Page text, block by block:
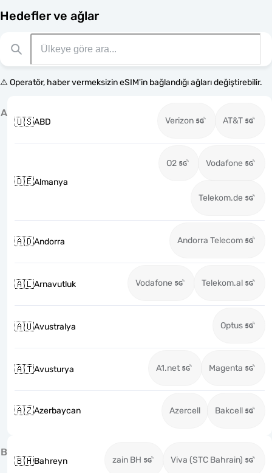
Hedefler ve ağlar
⚠️ Operatör, haber vermeksizin eSIM'in bağlandığı ağları değiştirebilir.
A
🇺🇸ABD Verizon AT&T
🇩🇪Almanya
O2 Vodafone
Telekom.de
🇦🇩Andorra Andorra Telecom
🇦🇱Arnavutluk Vodafone Telekom.al
🇦🇺Avustralya Optus
🇦🇹Avusturya A1.net Magenta
🇦🇿Azerbaycan Azercell Bakcell
B
🇧🇭Bahreyn zain BH Viva (STC Bahrain)